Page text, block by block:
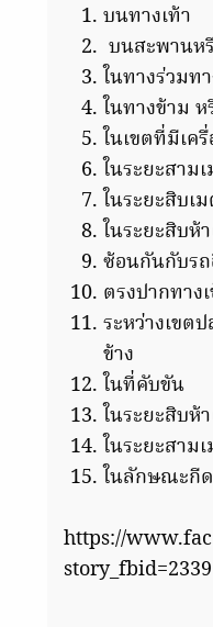
บนทางเท้า
บนสะพานห
ในทางร่วมท
ในทางข้าม
ในเขตที่มีเค
ในระยะสาม
ในระยะสิบ
ในระยะสิบห้
ซ้อนกันกับร
ตรงปากทาง
ระหว่างเขต
ข้าง
ในที่คับขัน
ในระยะสิบห้
ในระยะสาม
ในลักษณะกีด
https://